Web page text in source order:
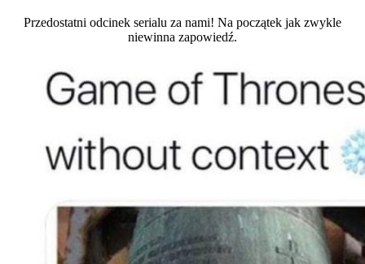
Przedostatni odcinek serialu za nami! Na początek jak zwykle
niewinna zapowiedź.